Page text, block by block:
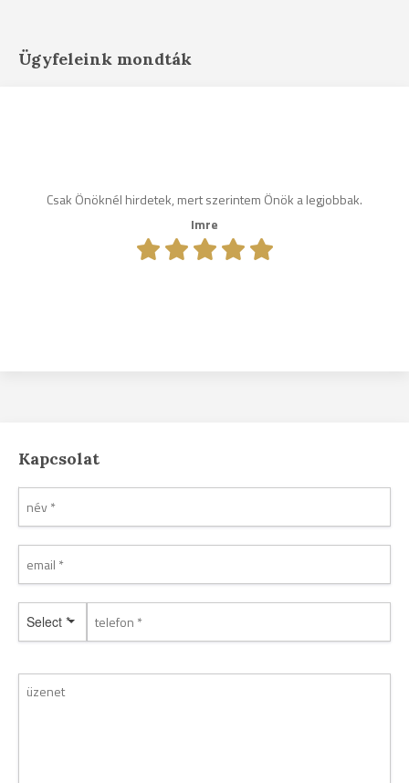
Ügyfeleink mondták
Csak Önöknél hirdetek, mert szerintem Önök a legjobbak.
Imre
Kapcsolat
Select *